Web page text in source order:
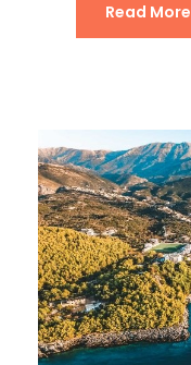
Read More